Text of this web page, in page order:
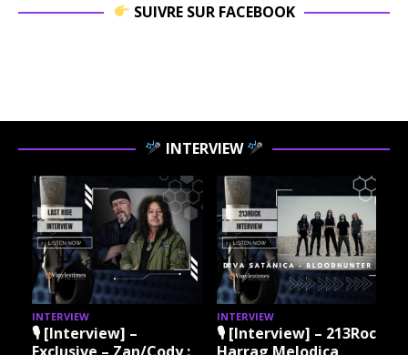
SUIVRE SUR FACEBOOK
INTERVIEW
INTERVIEW
🎙 [Interview] –
INTERVIEW
🎙 [Interview] – 213Rock